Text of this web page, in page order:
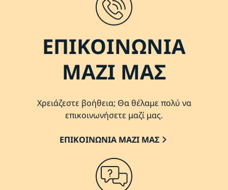
ΕΠΙΚΟΙΝΩΝΙΑ
ΜΑΖΙ ΜΑΣ
Χρειάζεστε βοήθεια; Θα θέλαμε πολύ να
επικοινωνήσετε μαζί μας.
ΕΠΙΚΟΙΝΩΝΙΑ ΜΑΖΙ ΜΑΣ